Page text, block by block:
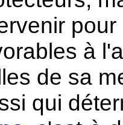
à
de sa
qui